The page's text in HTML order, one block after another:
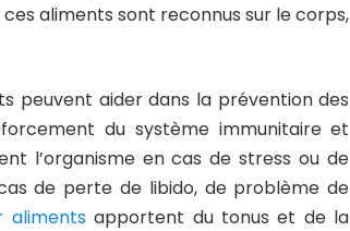
aliments sont reconnus sur le corps,
peuvent aider dans la prévention des
du système immunitaire et
l’organisme en cas de stress ou de
de perte de libido, de problème de
alimentsapportent du tonus et de la